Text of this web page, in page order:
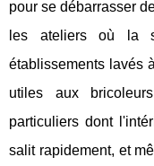
pour se débarrasser
les ateliers où la
établissements lavés
utiles aux
particuliers dont
salit rapidement, et